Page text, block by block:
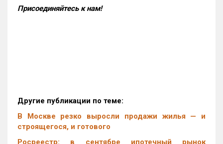
Присоединяйтесь к нам!
Другие публикации по теме:
В Москве резко выросли продажи жилья — и
строящегося, и готового
Росреестр: в сентябре ипотечный рынок